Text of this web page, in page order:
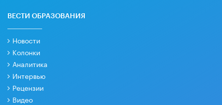
ВЕСТИ ОБРАЗОВАНИЯ
Новости
Колонки
Аналитика
Интервью
Рецензии
Видео